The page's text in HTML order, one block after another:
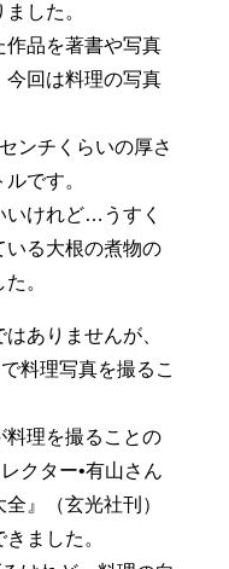
した。
作品を著書や写真
今回は料理の写真
ンチくらいの厚さ
です。
いけれど…うすく
いる大根の煮物の
。
ありませんが、
料理写真を撮るこ
料理を撮ることの
クター•有山さん
』（玄光社刊）
ました。